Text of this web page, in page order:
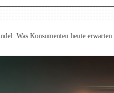
Was Konsumenten heute erwarten